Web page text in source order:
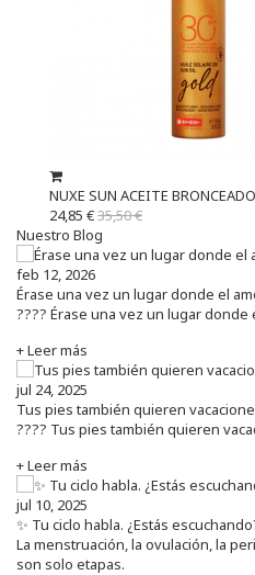
NUXE SUN ACEITE
24,85 €35,50 €
Nuestro Blog
feb 12, 2026
Érase una vez un lugar donde el
???? Érase una vez un lugar donde
+ Leer más
jul 24, 2025
Tus pies también quieren
???? Tus pies también quieren
+ Leer más
jul 10, 2025
✨ Tu ciclo habla. ¿Estás
La menstruación, la ovulación, la
son solo etapas.